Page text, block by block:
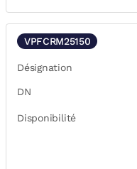
VPFCRM25150
Désignation
DN
Disponibilité